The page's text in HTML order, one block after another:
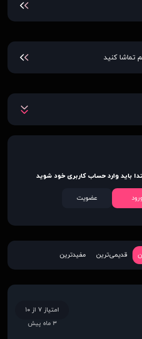
تماشا کنید
باید وارد حساب کاربری خود شوید
ورود عضویت
قدیمی‌ترین مفیدترین
امتیاز ۷ از ۱۰
۳ ماه پیش